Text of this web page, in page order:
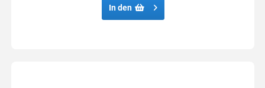
In den